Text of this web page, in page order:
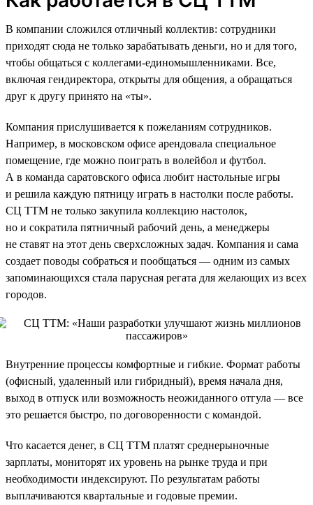
В компании сложился отличный коллектив: сотрудники
приходят сюда не только зарабатывать деньги, но и для того,
чтобы общаться с коллегами-единомышленниками. Все,
включая гендиректора, открыты для общения, а обращаться
друг к другу принято на «ты».
Компания прислушивается к пожеланиям сотрудников.
Например, в московском офисе арендовала специальное
помещение, где можно поиграть в волейбол и футбол.
А в команда саратовского офиса любит настольные игры
и решила каждую пятницу играть в настолки после работы.
СЦ ТТМ не только закупила коллекцию настолок,
но и сократила пятничный рабочий день, а менеджеры
не ставят на этот день сверхсложных задач. Компания и сама
создает поводы собраться и пообщаться — одним из самых
запоминающихся стала парусная регата для желающих из всех
городов.
Внутренние процессы комфортные и гибкие. Формат работы
(офисный, удаленный или гибридный), время начала дня,
выход в отпуск или возможность неожиданного отгула — все
это решается быстро, по договоренности с командой.
Что касается денег, в СЦ ТТМ платят среднерыночные
зарплаты, мониторят их уровень на рынке труда и при
необходимости индексируют. По результатам работы
выплачиваются квартальные и годовые премии.